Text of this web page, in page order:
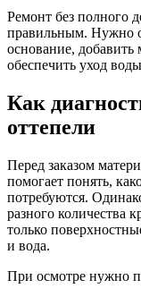
Ремонт без полного
правильным. Нужно
основание, добавить
обеспечить уход
Как
оттепели
Перед заказом
помогает понять,
потребуются.
разного количества
только
и вода.
При осмотре нужно